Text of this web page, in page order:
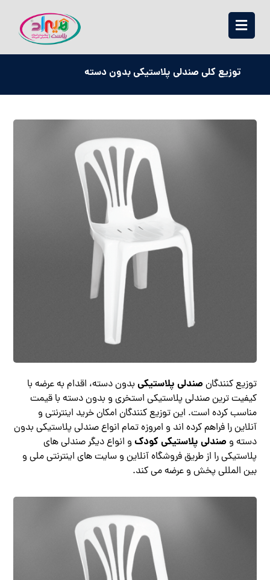
توزیع کلی صندلی پلاستیکی بدون دسته
توزیع کنندگان صندلی پلاستیکی بدون دسته، اقدام به عرضه با
کیفیت ترین صندلی پلاستیکی استخری و بدون دسته با قیمت
مناسب کرده است. این توزیع کنندگان امکان خرید اینترنتی و
آنلاین را فراهم کرده اند و امروزه تمام انواع صندلی پلاستیکی بدون
دسته و صندلی پلاستیکی کودک و انواع دیگر صندلی های
پلاستیکی را از طریق فروشگاه آنلاین و سایت های اینترنتی ملی و
بین‌ المللی پخش و عرضه می‌ کند.